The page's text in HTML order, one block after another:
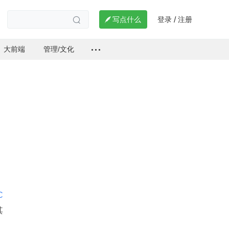
  写点什么 登录 / 注册
大前端 管理/文化